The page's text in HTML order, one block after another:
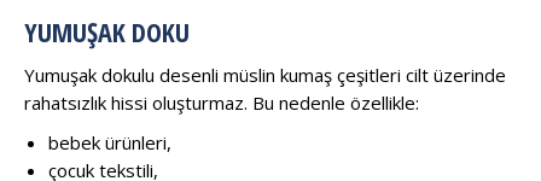
YUMUŞAK DOKU
Yumuşak dokulu desenli müslin kumaş çeşitleri cilt üzerinde
rahatsızlık hissi oluşturmaz. Bu nedenle özellikle:
bebek ürünleri,
çocuk tekstili,